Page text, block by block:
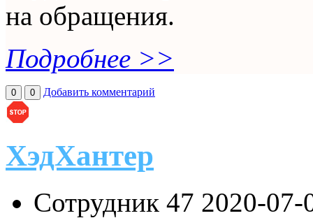
на обращения.
Подробнее >>
0 0 Добавить комментарий
ХэдХантер
Сотрудник 47 2020-